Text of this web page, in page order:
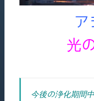
ア
光
今後の浄化期間